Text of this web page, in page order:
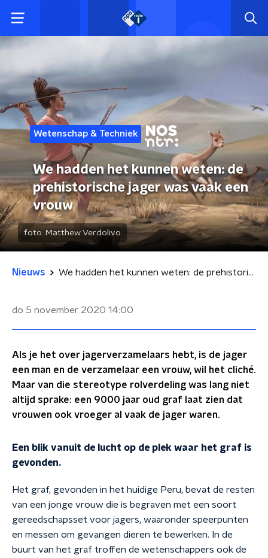
Wetenschap & Techniek
We hadden het kunnen weten: de
prehistorische jager was vaak een
vrouw
foto: Matthew Verdolivo
Nieuws We hadden het kunnen weten: de prehistorische jager was vaak een vrouw
do 5 november 2020 14:00
Als je het over jagerverzamelaars hebt, is de jager
een man en de verzamelaar een vrouw, wil het cliché.
Maar van die stereotype rolverdeling was lang niet
altijd sprake: een 9000 jaar oud graf laat zien dat
vrouwen ook vroeger al vaak de jager waren.
Een blik vanuit de lucht op de plek waar het graf is
gevonden.
Het graf, gevonden in het huidige Peru, bevat de resten
van een jonge vrouw die is begraven met een soort
gereedschapsset voor jagers, waaronder speerpunten
en messen om gevangen dieren te bewerken. In de
buurt van het graf troffen de wetenschappers ook de